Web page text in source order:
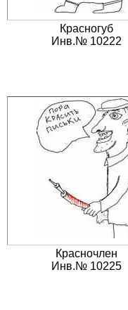
Красногуб
Инв.№ 10222
Красночлен
Инв.№ 10225